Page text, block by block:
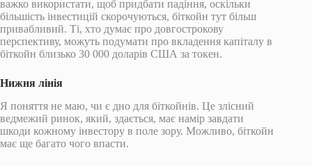
важко використати, щоб придбати падіння, оскільки
більшість інвестицій скорочуються, біткойн тут більш
привабливий. Ті, хто думає про довгострокову
перспективу, можуть подумати про вкладення капіталу в
біткойн близько 30 000 доларів США за токен.
Нижня лінія
Я поняття не маю, чи є дно для біткойнів. Це злісний
ведмежий ринок, який, здається, має намір завдати
шкоди кожному інвестору в поле зору. Можливо, біткойн
має ще багато чого впасти.